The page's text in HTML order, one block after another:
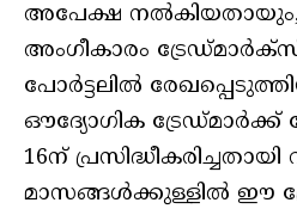
അപേക്ഷ
അംഗീകാരം ട്രേഡ്മാര്‍ക്‌സ്
പോര്‍ട്ടലിൽ
ഔദ്യോഗിക
16ന്
മാസങ്ങൾക്കുള്ളിൽ ഈ